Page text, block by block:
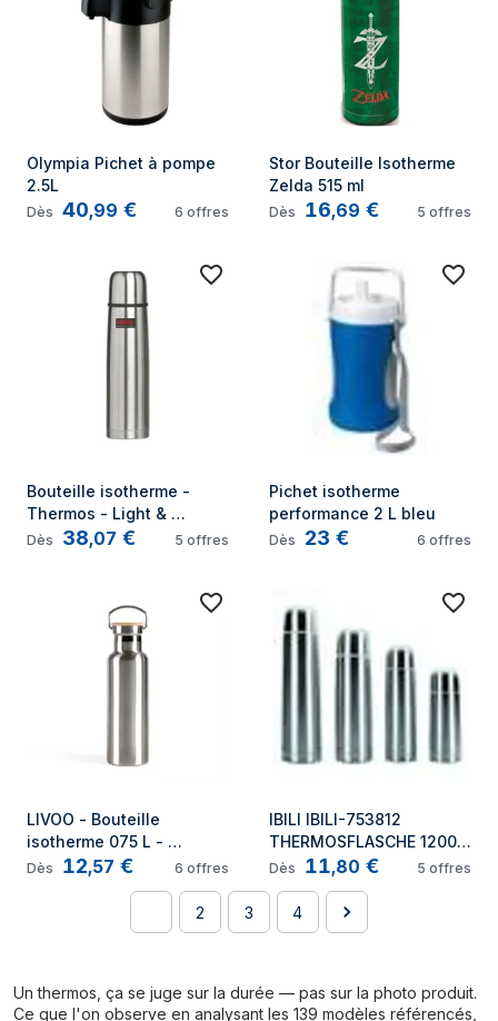
Olympia Pichet à pompe
2.5L
Dès 40,99 € 6 offres
Stor Bouteille Isotherme
Zelda 515 ml
Dès 16,69 € 5 offres
Bouteille isotherme -
Thermos - Light &
Compact - 1000 ml - Inox
Dès 38,07 € 5 offres
Pichet isotherme
performance 2 L bleu
Dès 23 € 6 offres
LIVOO - Bouteille
isotherme 075 L -
MEN384
Dès 12,57 € 6 offres
IBILI IBILI-753812
THERMOSFLASCHE 1200
ML Aluminium
Dès 11,80 € 5 offres
2 3 4
Un thermos, ça se juge sur la durée — pas sur la photo produit.
Ce que l'on observe en analysant les 139 modèles référencés,